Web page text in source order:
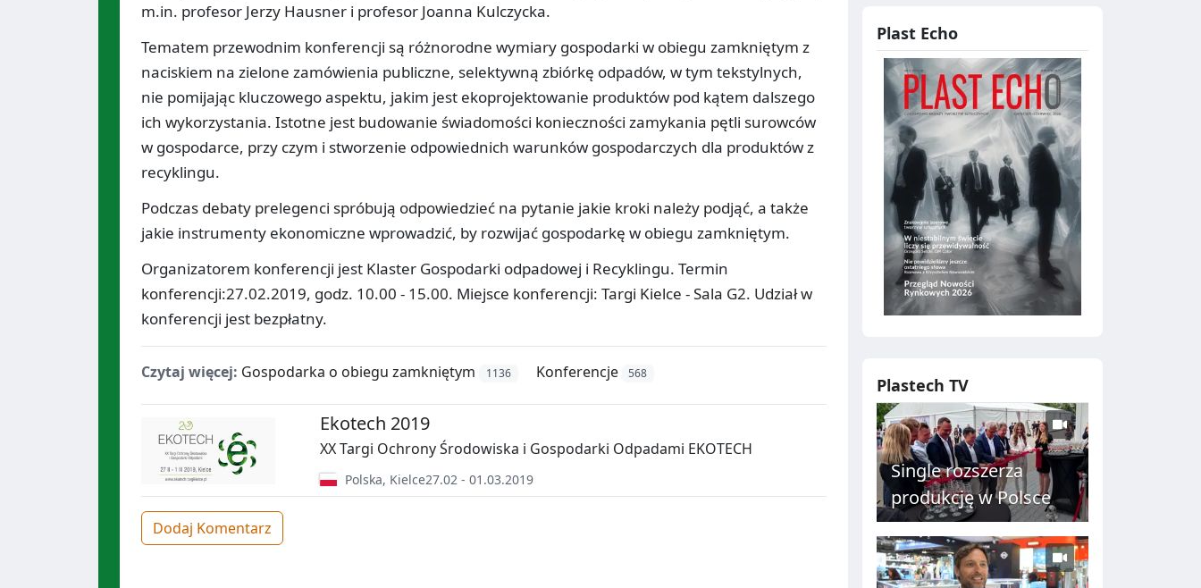
m.in. profesor Jerzy Hausner i profesor Joanna Kulczycka.
Tematem przewodnim konferencji są różnorodne wymiary gospodarki w obiegu zamkniętym z
naciskiem na zielone zamówienia publiczne, selektywną zbiórkę odpadów, w tym tekstylnych,
nie pomijając kluczowego aspektu, jakim jest ekoprojektowanie produktów pod kątem dalszego
ich wykorzystania. Istotne jest budowanie świadomości konieczności zamykania pętli surowców
w gospodarce, przy czym i stworzenie odpowiednich warunków gospodarczych dla produktów z
recyklingu.
Podczas debaty prelegenci spróbują odpowiedzieć na pytanie jakie kroki należy podjąć, a także
jakie instrumenty ekonomiczne wprowadzić, by rozwijać gospodarkę w obiegu zamkniętym.
Organizatorem konferencji jest Klaster Gospodarki odpadowej i Recyklingu. Termin
konferencji:27.02.2019, godz. 10.00 - 15.00. Miejsce konferencji: Targi Kielce - Sala G2. Udział w
konferencji jest bezpłatny.
Czytaj więcej: Gospodarka o obiegu zamkniętym 1136 Konferencje 568
Ekotech 2019
XX Targi Ochrony Środowiska i Gospodarki Odpadami EKOTECH
Polska, Kielce27.02 - 01.03.2019
Dodaj Komentarz
Plast Echo
Plastech TV
Single rozszerza
produkcję w Polsce